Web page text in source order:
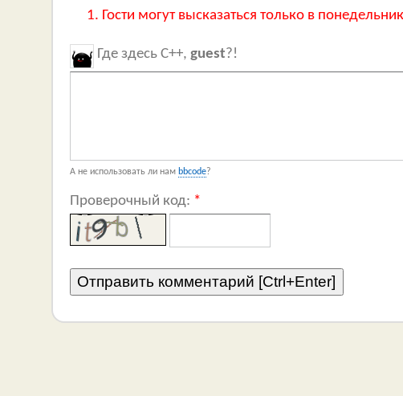
Гости могут высказаться только в
Где здесь C++, guest?!
А не использовать ли нам bbcode?
Проверочный код: *